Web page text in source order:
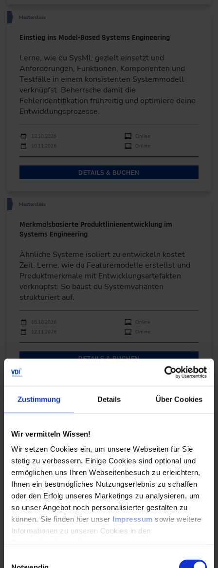
Zustimmung Details Über Cookies
Wir vermitteln Wissen!
Wir setzen Cookies ein, um unsere Webseiten für Sie
stetig zu verbessern. Einige Cookies sind optional und
ermöglichen uns Ihren Webseitenbesuch zu erleichtern,
Ihnen ein bestmögliches Nutzungserlebnis zu schaffen
oder den Erfolg unseres Marketings zu analysieren, um
so unser Angebot noch personalisierter gestalten zu
können. Sie finden hier unser Impressum sowie weitere
Informationen zu unseren Cookies in den
Masterclass
Einstieg ins Model-Based Systems Engineering
Lerne, wie du SysML gezielt einsetzt und
Anforderungen, Funktionen, Komponenten und
Testfälle in einem konsistenten Systemmodell
verknüpfst. Beherrsche damit die
Fehleridentifikation frühzeitig und optimiere deine
Entwicklungsprozesse.
Durchführungen
Veranstaltungsdatum
13.10.2026
Online
10.11.2026
Online
DETAILS & BUCHEN
Masterclass
Merkmalsbasierte Produktlinienentwicklung im
Systems Engineering
Ähnliche Systeme isoliert zu entwickeln kostet
Zeit. Lerne, wie du Featuremodelle erstellst und
Produktmerkmale mit Entwicklungsartefakten
verknüpfst. So baust du Systemvarianten
strukturiert auf.
Durchführungen
Veranstaltungsdatum
15.10.2026
Online
12.11.2026
Online
DETAILS & BUCHEN
Design Thinking im Projektalltag Innovativ arbeiten und
Präzision. Du integrierst iterative Methoden in
deine Projektabläufe und entwickelst passgenaue
Lösungen für echte Anforderungen.
Durchführungen
Veranstaltungsdatum Veranstaltungsort
22.10.2026
Online
16.04.2027
Online
Alle Termine ansehen